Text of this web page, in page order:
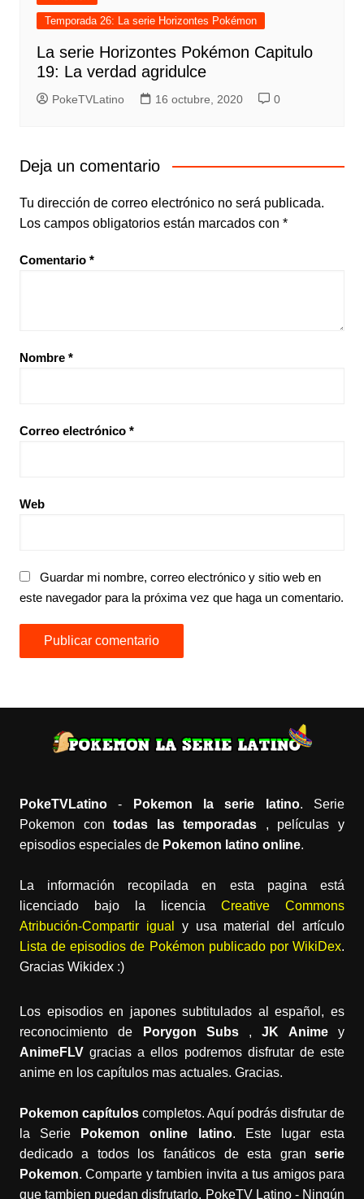
Temporada 26: La serie Horizontes Pokémon
La serie Horizontes Pokémon Capitulo
19: La verdad agridulce
PokeTVLatino 16 octubre, 2020 0
Deja un comentario
Tu dirección de correo electrónico no será publicada.
Los campos obligatorios están marcados con *
Comentario *
Nombre *
Correo electrónico *
Web
Guardar mi nombre, correo electrónico y sitio web en
este navegador para la próxima vez que haga un comentario.
PokeTVLatino- Pokemon la serie latino. Serie
Pokemon contodas las temporadas , películas y
episodios especiales de Pokemon latino online.
La información recopilada en esta pagina está
licenciado bajo la licenciaCreative Commons
Atribución-Compartir igual
y usa material del artículo
Lista de episodios de Pokémon publicado por WikiDex.
Gracias Wikidex :)
Los episodios en japones subtitulados al español, es
reconocimiento de
Porygon Subs,JK Animey
AnimeFLV gracias a ellos podremos disfrutar de este
anime en los capítulos mas actuales. Gracias.
Pokemon capítuloscompletos. Aquí podrás disfrutar de
la Serie
Pokemon online latino. Este lugar esta
dedicado a todos los fanáticos de esta granserie
Pokemon. Comparte y tambien invita a tus amigos para
que tambien puedan disfrutarlo. PokeTV Latino - Ningún